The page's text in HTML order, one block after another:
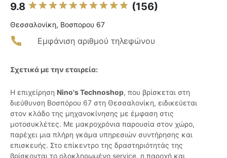
9.8 (156)
Θεσσαλονίκη, Βοσπορου 67
Εμφάνιση αριθμού τηλεφώνου
Σχετικά με την εταιρεία:
Η επιχείρηση Nino's Technoshop, που βρίσκεται στη
διεύθυνση Βοσπόρου 67 στη Θεσσαλονίκη, ειδικεύεται
στον κλάδο της μηχανοκίνησης με έμφαση στις
μοτοσυκλέτες. Με μακροχρόνια παρουσία στον χώρο,
παρέχει μια πλήρη γκάμα υπηρεσιών συντήρησης και
επισκευής. Στο επίκεντρο της δραστηριότητάς της
βρίσκονται το ολοκληρωμένο service, η παροχή και